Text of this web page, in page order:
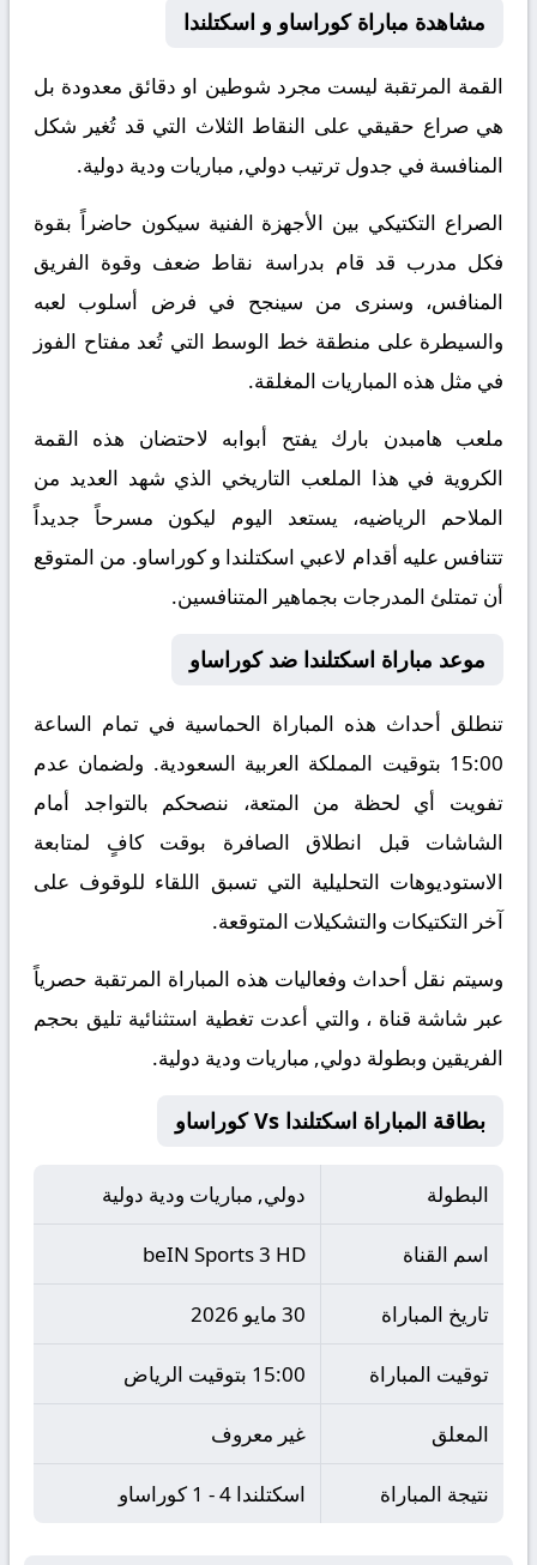
مشاهدة مباراة كوراساو و اسكتلندا
القمة المرتقبة ليست مجرد شوطين او دقائق معدودة بل
هي صراع حقيقي على النقاط الثلاث التي قد تُغير شكل
المنافسة في جدول ترتيب دولي, مباريات ودية دولية.
الصراع التكتيكي بين الأجهزة الفنية سيكون حاضراً بقوة
فكل مدرب قد قام بدراسة نقاط ضعف وقوة الفريق
المنافس، وسنرى من سينجح في فرض أسلوب لعبه
والسيطرة على منطقة خط الوسط التي تُعد مفتاح الفوز
في مثل هذه المباريات المغلقة.
ملعب هامبدن بارك يفتح أبوابه لاحتضان هذه القمة
الكروية في هذا الملعب التاريخي الذي شهد العديد من
الملاحم الرياضيه، يستعد اليوم ليكون مسرحاً جديداً
تتنافس عليه أقدام لاعبي اسكتلندا و كوراساو. من المتوقع
أن تمتلئ المدرجات بجماهير المتنافسين.
موعد مباراة اسكتلندا ضد كوراساو
تنطلق أحداث هذه المباراة الحماسية في تمام الساعة
15:00 بتوقيت المملكة العربية السعودية. ولضمان عدم
تفويت أي لحظة من المتعة، ننصحكم بالتواجد أمام
الشاشات قبل انطلاق الصافرة بوقت كافٍ لمتابعة
الاستوديوهات التحليلية التي تسبق اللقاء للوقوف على
آخر التكتيكات والتشكيلات المتوقعة.
​وسيتم نقل أحداث وفعاليات هذه المباراة المرتقبة حصرياً
عبر شاشة قناة ، والتي أعدت تغطية استثنائية تليق بحجم
الفريقين وبطولة دولي, مباريات ودية دولية.
بطاقة المباراة اسكتلندا Vs كوراساو
البطولة دولي, مباريات ودية دولية
اسم القناة beIN Sports 3 HD
تاريخ المباراة 30 مايو 2026
توقيت المباراة 15:00 بتوقيت الرياض
المعلق غير معروف
نتيجة المباراة اسكتلندا 4 - 1 كوراساو